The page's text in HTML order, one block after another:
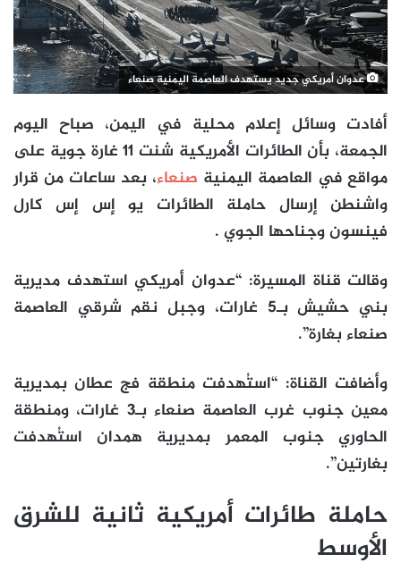
عدوان أمريكي جديد يستهدف العاصمة اليمنية صنعاء
أفادت وسائل إعلام محلية في اليمن، صباح اليوم
الجمعة، بأن الطائرات الأمريكية شنت 11 غارة جوية على
مواقع في العاصمة اليمنية صنعاء، بعد ساعات من قرار
واشنطن إرسال حاملة الطائرات يو إس إس كارل
فينسون وجناحها الجوي .
وقالت قناة المسيرة: “عدوان أمريكي استهدف مديرية
بني حشيش بـ5 غارات، وجبل نقم شرقي العاصمة
صنعاء بغارة”.
وأضافت القناة: “استُهدفت منطقة فج عطان بمديرية
معين جنوب غرب العاصمة صنعاء بـ3 غارات، ومنطقة
الحاوري جنوب المعمر بمديرية همدان استُهدفت
بغارتين”.
حاملة طائرات أمريكية ثانية للشرق
الأوسط